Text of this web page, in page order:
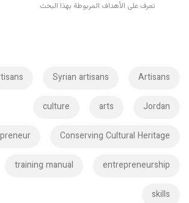
تعرف على الأهداف المربوطة بهذا البحث
Artisans
Syrian artisans
Jordan
arts
culture
Conserving Cultural Heritage
entrepreneurship
training manual
skills